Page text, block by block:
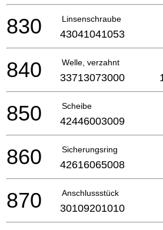
Linsenschraube
830 43041041053
Welle, verzahnt
840 33713073000
Scheibe
850 42446003009
Sicherungsring
860 42616065008
Anschlussstück
870 30109201010